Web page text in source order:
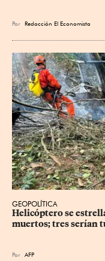
Por Redacción El Economista
GEOPOLÍTICA
Helicóptero se
muertos; tres serían
Por AFP